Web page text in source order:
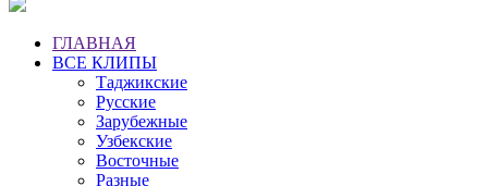
ГЛАВНАЯ
ВСЕ КЛИПЫ
Таджикские
Русские
Зарубежные
Узбекские
Восточные
Разные